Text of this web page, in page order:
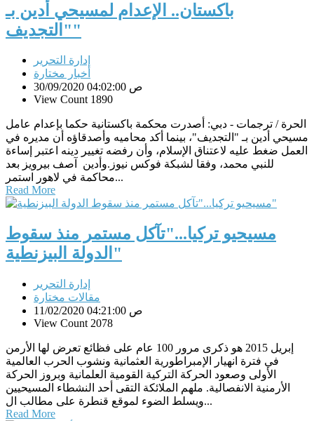
باكستان.. الإعدام لمسيحي أدين بـ
"التجديف"
إدارة التحرير
أخبار مختارة
30/09/2020 04:02:00 ص
View Count 1890
الحرة / ترجمات - دبي: أصدرت محكمة باكستانية حكما بإعدام عامل
مسيحي أدين بـ "التجديف"، بينما أكد محاميه وأصدقاؤه أن مديره في
العمل ضغط عليه لاعتناق الإسلام، وأن رفضه تغيير دينه اعتبر إساءة
للنبي محمد، وفقا لشبكة فوكس نيوز.وأدين آصف بيرويز بعد
محاكمة في لاهور استمر...
Read More
مسيحيو تركيا..."تآكل مستمر منذ سقوط
الدولة البيزنطية"
إدارة التحرير
مقالات مختارة
11/02/2020 04:21:00 ص
View Count 2078
إبريل 2015 هو ذكرى مرور 100 عام على فظائع تعرض لها الأرمن
في فترة انهيار الإمبراطورية العثمانية ونشوب الحرب العالمية
الأولى وصعود الحركة التركية القومية العلمانية وبروز الحركة
الأرمنية الانفصالية. ملهم الملائكة التقى أحد النشطاء المسيحيين
ويسلط الضوء لموقع قنطرة على مطالب ال...
Read More